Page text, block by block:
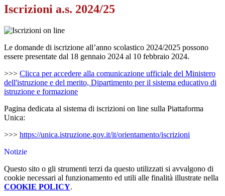
Iscrizioni a.s. 2024/25
Le domande di iscrizione all’anno scolastico 2024/2025 possono
essere presentate dal 18 gennaio 2024 al 10 febbraio 2024.
>>> Clicca per accedere alla comunicazione ufficiale del Ministero
dell'istruzione e del merito, Dipartimento per il sistema educativo di
istruzione e formazione
Pagina dedicata al sistema di iscrizioni on line sulla Piattaforma
Unica:
>>> https://unica.istruzione.gov.it/it/orientamento/iscrizioni
Notizie
Questo sito o gli strumenti terzi da questo utilizzati si avvalgono di
cookie necessari al funzionamento ed utili alle finalità illustrate nella
COOKIE POLICY.